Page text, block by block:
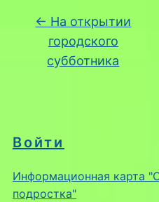
Войти
Информационная карта
подростка"
← На открытии
городского
субботника